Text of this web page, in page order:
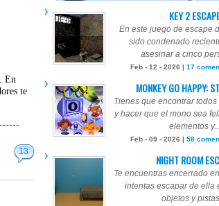
. En
te
13
KEY 2
En este juego de escape
sido condenado
asesinar a cinco
Feb - 12 - 2026 | 17
MONKEY GO HAPPY:
Tienes que encontrar
y hacer que el mono sea
elementos y...
Feb - 09 - 2026 | 58
NIGHT ROOM
Te encuentras encerrado
intentas escapar de ella
objetos y